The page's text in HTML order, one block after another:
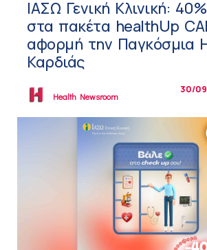
ΙΑΣΩ Γενική Κλινική:
στα πακέτα healthUp
αφορμή την Παγκόσμια
Καρδιάς
Health Newsroom
30/